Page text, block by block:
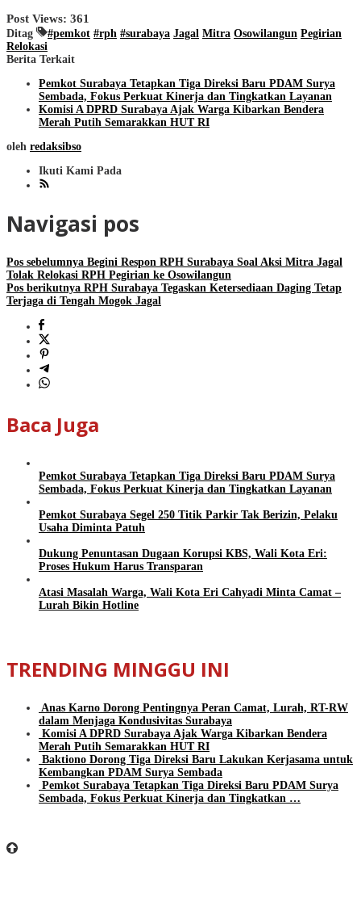
Post Views: 361
Ditag #pemkot #rph #surabaya Jagal Mitra Osowilangun Pegirian
Relokasi
Berita Terkait
Pemkot Surabaya Tetapkan Tiga Direksi Baru PDAM Surya
Sembada, Fokus Perkuat Kinerja dan Tingkatkan Layanan
Komisi A DPRD Surabaya Ajak Warga Kibarkan Bendera
Merah Putih Semarakkan HUT RI
oleh redaksibso
Ikuti Kami Pada
Navigasi pos
Pos sebelumnya Begini Respon RPH Surabaya Soal Aksi Mitra Jagal
Tolak Relokasi RPH Pegirian ke Osowilangun
Pos berikutnya RPH Surabaya Tegaskan Ketersediaan Daging Tetap
Terjaga di Tengah Mogok Jagal
Baca Juga
Pemkot Surabaya Tetapkan Tiga Direksi Baru PDAM Surya
Sembada, Fokus Perkuat Kinerja dan Tingkatkan Layanan
Pemkot Surabaya Segel 250 Titik Parkir Tak Berizin, Pelaku
Usaha Diminta Patuh
Dukung Penuntasan Dugaan Korupsi KBS, Wali Kota Eri:
Proses Hukum Harus Transparan
Atasi Masalah Warga, Wali Kota Eri Cahyadi Minta Camat –
Lurah Bikin Hotline
TRENDING MINGGU INI
Anas Karno Dorong Pentingnya Peran Camat, Lurah, RT-RW
dalam Menjaga Kondusivitas Surabaya
Komisi A DPRD Surabaya Ajak Warga Kibarkan Bendera
Merah Putih Semarakkan HUT RI
Baktiono Dorong Tiga Direksi Baru Lakukan Kerjasama untuk
Kembangkan PDAM Surya Sembada
Pemkot Surabaya Tetapkan Tiga Direksi Baru PDAM Surya
Sembada, Fokus Perkuat Kinerja dan Tingkatkan …